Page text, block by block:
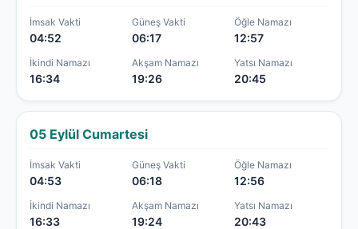
İmsak Vakti
04:52
Güneş Vakti
06:17
Öğle Namazı
12:57
İkindi Namazı
16:34
Akşam Namazı
19:26
Yatsı Namazı
20:45
05 Eylül Cumartesi
İmsak Vakti
04:53
Güneş Vakti
06:18
Öğle Namazı
12:56
İkindi Namazı
16:33
Akşam Namazı
19:24
Yatsı Namazı
20:43